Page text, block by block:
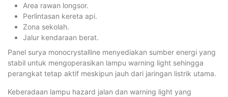
Area rawan longsor.
Perlintasan kereta api.
Zona sekolah.
Jalur kendaraan berat.
Panel surya monocrystalline menyediakan sumber energi yang
stabil untuk mengoperasikan lampu warning light sehingga
perangkat tetap aktif meskipun jauh dari jaringan listrik utama.
Keberadaan lampu hazard jalan dan warning light yang